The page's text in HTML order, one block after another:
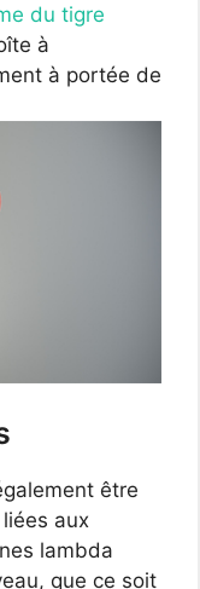
du tigre
à
à portée de
être
aux
lambda
que ce soit